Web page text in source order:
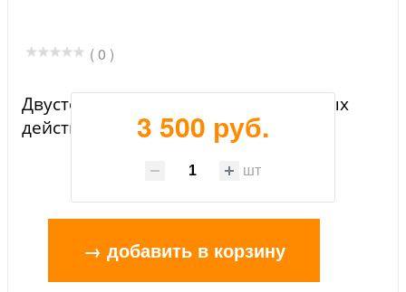
( 0 )
Двусторонний флаг ветеранов боевых
действий 7 гв. ВДД3 500 руб.
шт
→ добавить в корзину